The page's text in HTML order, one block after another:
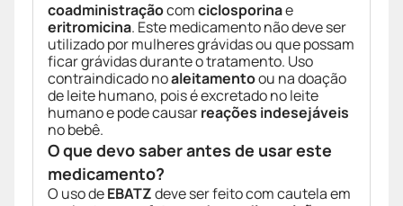
coadministraçãocomciclosporinae
eritromicina. Este medicamento não deve ser
utilizado por mulheres grávidas ou que possam
ficar grávidas durante o tratamento. Uso
contraindicado noaleitamentoou na doação
de leite humano, pois é excretado no leite
humano e pode causarreações indesejáveis
no bebê.
O que devo saber antes de usar este
medicamento?
O uso deEBATZdeve ser feito com cautela em